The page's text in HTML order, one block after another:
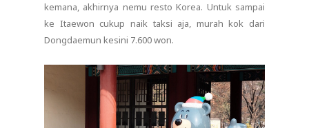
kemana, akhirnya nemu resto Korea. Untuk sampai
ke Itaewon cukup naik taksi aja, murah kok dari
Dongdaemun kesini 7.600 won.